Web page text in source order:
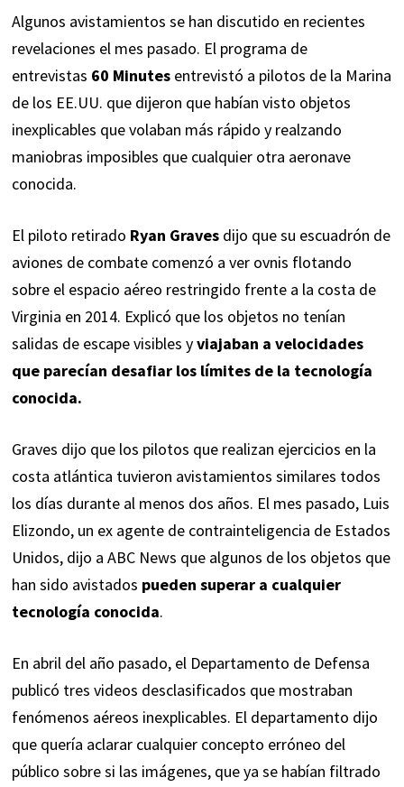
Algunos avistamientos se han discutido en recientes
revelaciones el mes pasado. El programa de
entrevistas 60 Minutesentrevistó a pilotos de la Marina
de los EE.UU. que dijeron que habían visto objetos
inexplicables que volaban más rápido y realzando
maniobras imposibles que cualquier otra aeronave
conocida.
El piloto retirado Ryan Gravesdijo que su escuadrón de
aviones de combate comenzó a ver ovnis flotando
sobre el espacio aéreo restringido frente a la costa de
Virginia en 2014. Explicó que los objetos no tenían
salidas de escape visibles yviajaban a velocidades
que parecían desafiar los límites de la tecnología
conocida.
Graves dijo que los pilotos que realizan ejercicios en la
costa atlántica tuvieron avistamientos similares todos
los días durante al menos dos años. El mes pasado, Luis
Elizondo, un ex agente de contrainteligencia de Estados
Unidos, dijo a ABC News que algunos de los objetos que
han sido avistados pueden superar a cualquier
tecnología conocida.
En abril del año pasado, el Departamento de Defensa
publicó tres videos desclasificados que mostraban
fenómenos aéreos inexplicables. El departamento dijo
que quería aclarar cualquier concepto erróneo del
público sobre si las imágenes, que ya se habían filtrado